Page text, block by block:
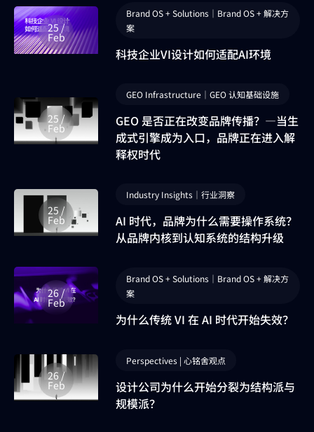
25 /
Feb
Brand OS + Solutions｜Brand OS + 解决方
案
科技企业VI设计如何适配AI环境
25 /
Feb
GEO Infrastructure｜GEO 认知基础设施
GEO 是否正在改变品牌传播？—当生
成式引擎成为入口，品牌正在进入解
释权时代
25 /
Feb
Industry Insights｜行业洞察
AI 时代，品牌为什么需要操作系统？
从品牌内核到认知系统的结构升级
26 /
Feb
Brand OS + Solutions｜Brand OS + 解决方
案
为什么传统 VI 在 AI 时代开始失效？
26 /
Feb
Perspectives | 心铭舍观点
设计公司为什么开始分裂为结构派与
规模派？